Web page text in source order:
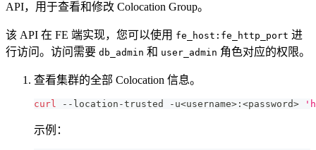
API，用于查看和修改 Colocation Group。
该 API 在 FE 端实现，您可以使用 fe_host:fe_http_port 进
行访问。访问需要 db_admin 和 user_admin 角色对应的权限。
查看集群的全部 Colocation 信息。
curl --location-trusted -u<username> : <password>
示例：